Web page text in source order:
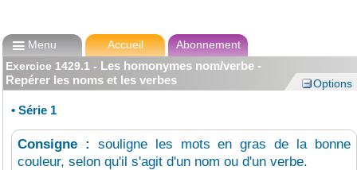
Menu Accueil
Abonnement
Exercice 1429.1 - Les homonymes nom/verbe -
Repérer les noms et les verbes
Options
• Série 1
Consigne : souligne les mots en gras de la bonne
couleur, selon qu'il s'agit d'un nom ou d'un verbe.